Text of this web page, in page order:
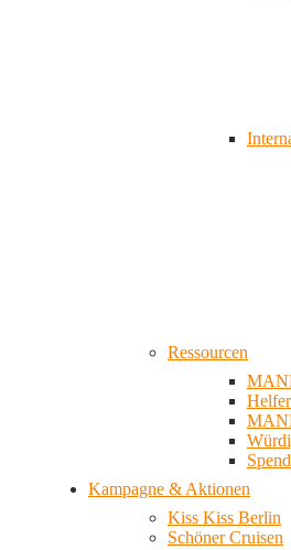
Ressourcen
Kampagne & Aktionen
Kiss Kiss Berlin
Schöner Cruisen